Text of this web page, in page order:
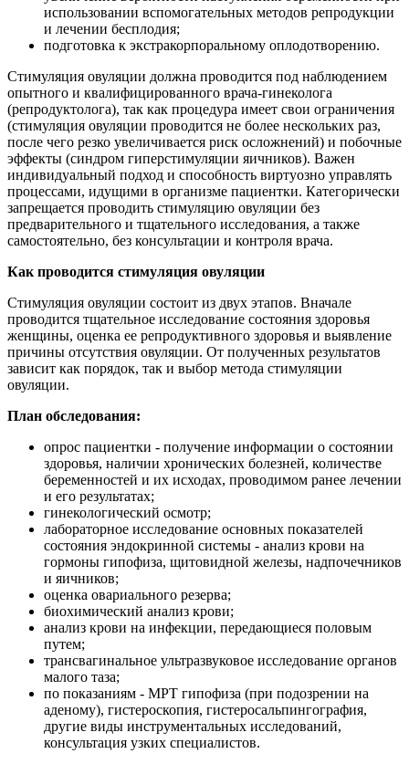
использовании вспомогательных методов репродукции
и лечении бесплодия;
подготовка к экстракорпоральному оплодотворению.
Стимуляция овуляции должна проводится под наблюдением
опытного и квалифицированного врача-гинеколога
(репродуктолога), так как процедура имеет свои ограничения
(стимуляция овуляции проводится не более нескольких раз,
после чего резко увеличивается риск осложнений) и побочные
эффекты (синдром гиперстимуляции яичников). Важен
индивидуальный подход и способность виртуозно управлять
процессами, идущими в организме пациентки. Категорически
запрещается проводить стимуляцию овуляции без
предварительного и тщательного исследования, а также
самостоятельно, без консультации и контроля врача.
Как проводится стимуляция овуляции
Стимуляция овуляции состоит из двух этапов. Вначале
проводится тщательное исследование состояния здоровья
женщины, оценка ее репродуктивного здоровья и выявление
причины отсутствия овуляции. От полученных результатов
зависит как порядок, так и выбор метода стимуляции
овуляции.
План обследования:
опрос пациентки - получение информации о состоянии
здоровья, наличии хронических болезней, количестве
беременностей и их исходах, проводимом ранее лечении
и его результатах;
гинекологический осмотр;
лабораторное исследование основных показателей
состояния эндокринной системы - анализ крови на
гормоны гипофиза, щитовидной железы, надпочечников
и яичников;
оценка овариального резерва;
биохимический анализ крови;
анализ крови на инфекции, передающиеся половым
путем;
трансвагинальное ультразвуковое исследование органов
малого таза;
по показаниям - МРТ гипофиза (при подозрении на
аденому), гистероскопия, гистеросальпингография,
другие виды инструментальных исследований,
консультация узких специалистов.